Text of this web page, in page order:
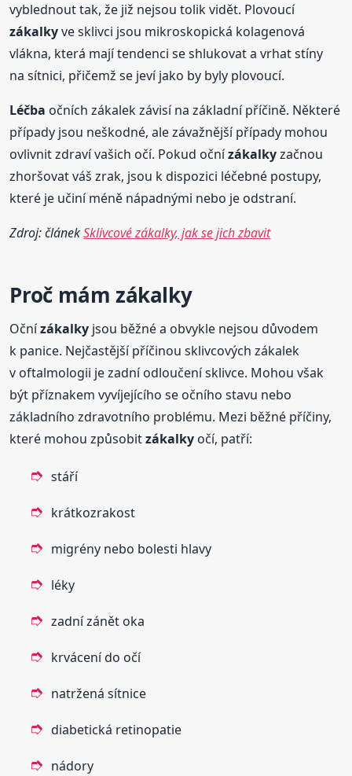
vyblednout tak, že již nejsou tolik vidět. Plovoucí
zákalkyve sklivci jsou mikroskopická kolagenová
vlákna, která mají tendenci se shlukovat a vrhat stíny
na sítnici, přičemž se jeví jako by byly plovoucí.
Léčba očních zákalek závisí na základní příčině. Některé
případy jsou neškodné, ale závažnější případy mohou
ovlivnit zdraví vašich očí. Pokud očnízákalkyzačnou
zhoršovat váš zrak, jsou k dispozici léčebné postupy,
které je učiní méně nápadnými nebo je odstraní.
Zdroj: článekSklivcové zákalky, jak se jich zbavit
Proč mám zákalky
Očnízákalky jsou běžné a obvykle nejsou důvodem
k panice. Nejčastější příčinou sklivcových zákalek
v oftalmologii je zadní odloučení sklivce. Mohou však
být příznakem vyvíjejícího se očního stavu nebo
základního zdravotního problému. Mezi běžné příčiny,
které mohou způsobitzákalky očí, patří:
stáří
krátkozrakost
migrény nebo bolesti hlavy
léky
zadní zánět oka
krvácení do očí
natržená sítnice
diabetická retinopatie
nádory